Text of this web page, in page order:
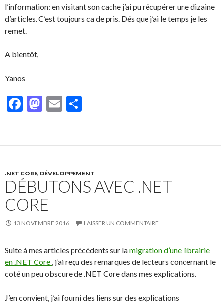
l’information: en visitant son cache j’ai pu récupérer une dizaine
d’articles. C’est toujours ca de pris. Dés que j’ai le temps je les
remet.
A bientôt,
Yanos
F
b
o
o
k
M
d
o
n
E
l
g
er
.NET CORE, DÉVELOPPEMENT
DÉBUTONS AVEC .NET
CORE
13 NOVEMBRE 2016 LAISSER UN COMMENTAIRE
Suite à mes articles précédents sur lamigration d’une librairie
en .NET Core , j’ai reçu des remarques de lecteurs concernant le
coté un peu obscure de .NET Core dans mes explications.
J’en convient, j’ai fourni des liens sur des explications